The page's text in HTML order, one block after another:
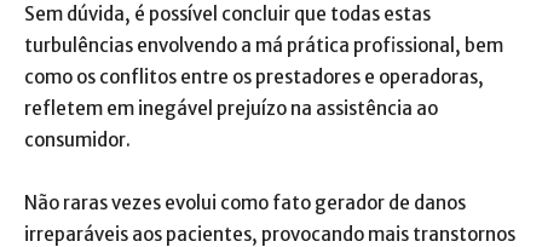
Sem dúvida, é possível concluir que todas estas
turbulências envolvendo a má prática profissional, bem
como os conflitos entre os prestadores e operadoras,
refletem em inegável prejuízo na assistência ao
consumidor.
Não raras vezes evolui como fato gerador de danos
irreparáveis aos pacientes, provocando mais transtornos